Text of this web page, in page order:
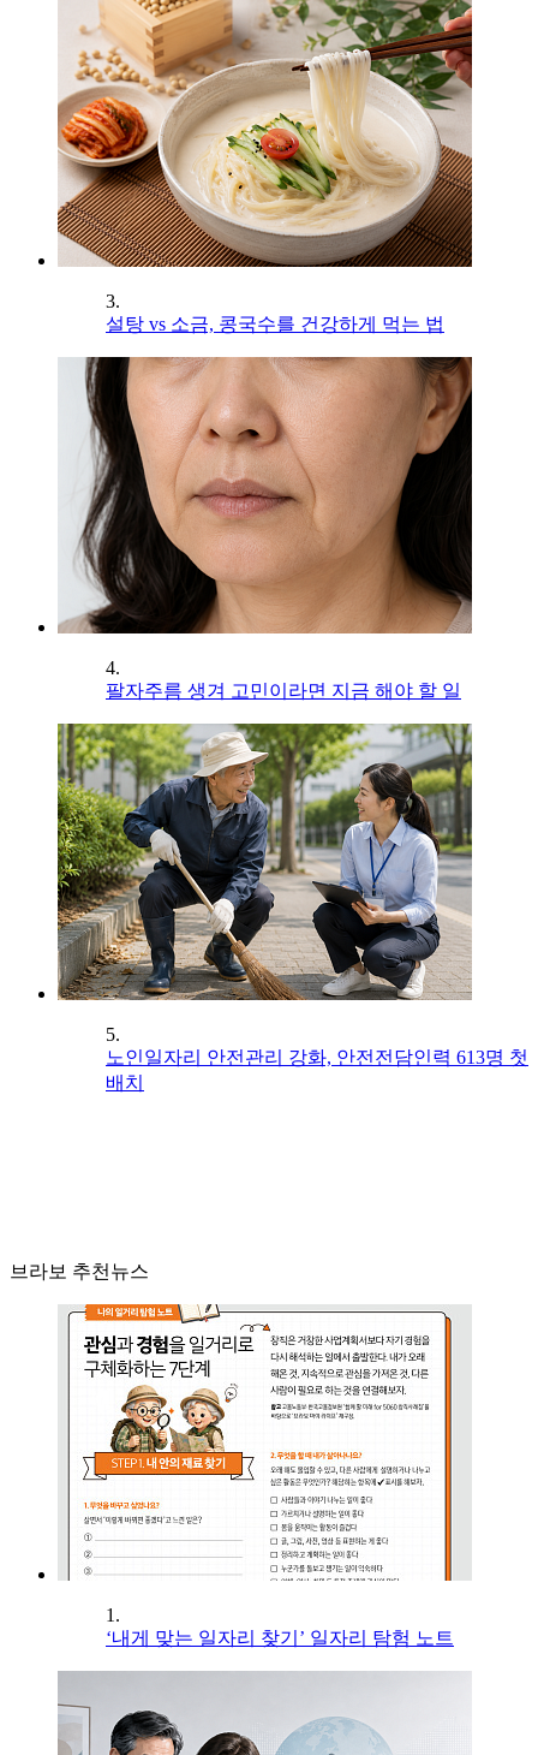
3.
설탕 vs 소금, 콩국수를 건강하게 먹는 법
4.
팔자주름 생겨 고민이라면 지금 해야 할 일
5.
노인일자리 안전관리 강화, 안전전담인력 613명 첫
배치
브라보 추천뉴스
1.
‘내게 맞는 일자리 찾기’ 일자리 탐험 노트